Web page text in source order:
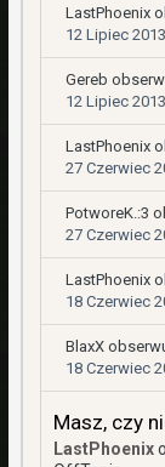
LastPhoenix
12 Lipiec 2013
Gereb
12 Lipiec 2013
LastPhoenix
27 Czerwiec
PotworeK.:3
27 Czerwiec
LastPhoenix
18 Czerwiec
BlaxX
18 Czerwiec
Masz, czy
LastPhoenix